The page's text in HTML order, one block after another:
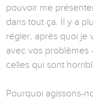
pouvoir me
dans tout ça. Il y a
régler, après quoi je
avec vos problèmes
celles qui sont
Pourquoi agissons-